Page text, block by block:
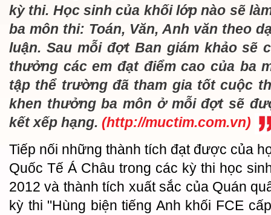
kỳ thi. Học sinh của khối lớp nào sẽ
ba môn thi: Toán, Văn, Anh văn theo
luận. Sau mỗi đợt Ban giám khảo sẽ
thưởng các em đạt điểm cao của ba
tập thể trường đã tham gia tốt cuộc
khen thưởng ba môn ở mỗi đợt sẽ
kết xếp hạng. (http://muctim.com.vn)
Tiếp nối những thành tích đạt được của
Quốc Tế Á Châu trong các kỳ thi học
2012 và thành tích xuất sắc của Quán
kỳ thi "Hùng biện tiếng Anh khối FCE